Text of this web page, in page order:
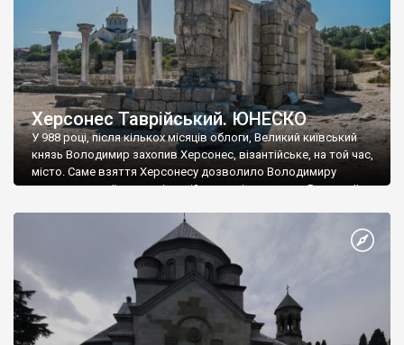
Херсонес Таврійський. ЮНЕСКО
У 988 році, після кількох місяців облоги, Великий київський
князь Володимир захопив Херсонес, візантійське, на той час,
місто. Саме взяття Херсонесу дозволило Володимиру
диктувати свої умови візантійському імператору Василю ІІ, та
Херсонесі Володимир-язичник, став Василем-християнином.
А потім було Хрещення Русі. На честь Херсонесу Таврійського